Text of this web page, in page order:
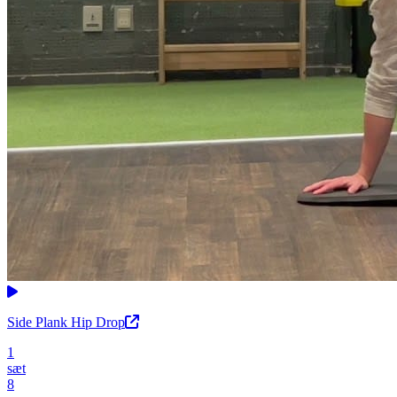
Side Plank Hip Drop
1
sæt
8